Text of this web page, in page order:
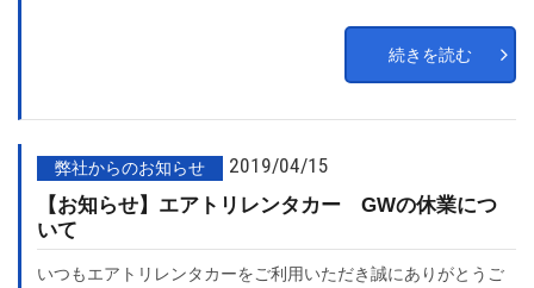
続きを読む
弊社からのお知らせ 2019/04/15
【お知らせ】エアトリレンタカー GWの休業につ
いて
いつもエアトリレンタカーをご利用いただき誠にありがとうご